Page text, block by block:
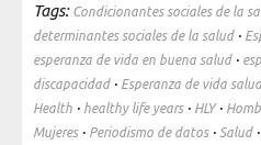
Tags: Condicionantes sociales de la
determinantes sociales de la salud·
esperanza de vida en buena salud·
discapacidad· Esperanza de vida
Health · healthy life years· HLY·
Mujeres· Periodismo de datos· Salud·